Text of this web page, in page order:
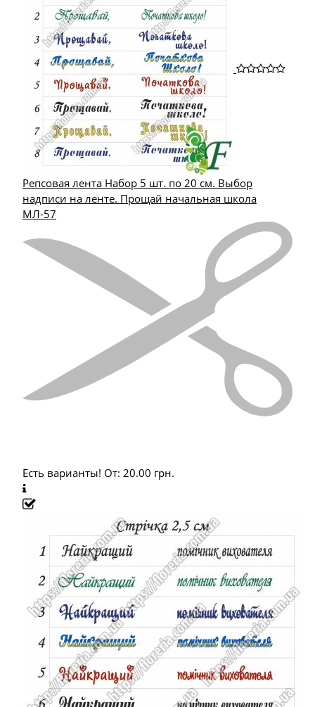
Репсовая лента Набор 5 шт. по 20 см. Выбор
надписи на ленте. Прощай начальная школа
МЛ-57
Есть варианты! От: 20.00 грн.